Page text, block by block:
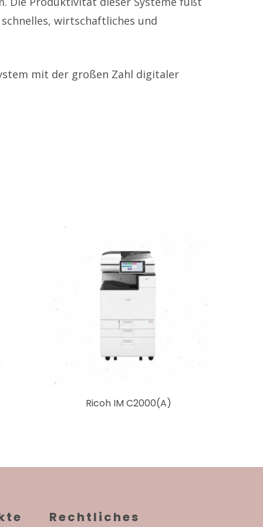
wirtschaftliches und
mit der großen Zahl digitaler
Ricoh IM C2000(A)
Rechtliches
Service & Produkte
Konferenztechnik
Als zweite Dienstleistung
binden wir Abschlussarbeiten